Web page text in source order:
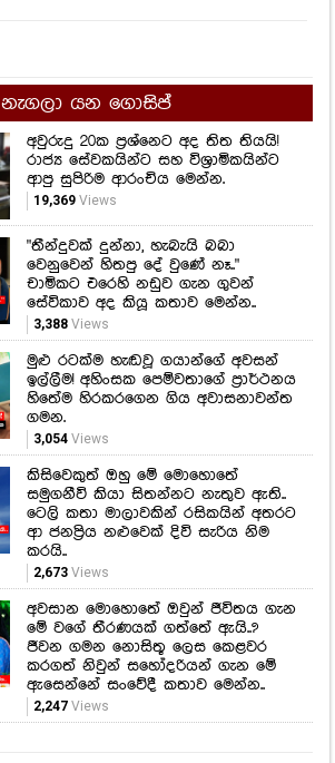
නැගලා යන ගොසිප්
අවුරුදු 20ක ප්‍රශ්නෙට අද තිත තියයි!
රාජ්‍ය සේවකයින්ට සහ විශ්‍රාමිකයින්ට
ආපු සුපිරිම ආරංචිය මෙන්න.
19,369Views
"තීන්දුවක් දුන්නා, හැබැයි බබා
වෙනුවෙන් හිතපු දේ වුණේ නෑ.."
චාමිකට එරෙහි නඩුව ගැන ගුවන්
සේවිකාව අද කියූ කතාව මෙන්න..
3,388Views
මුළු රටක්ම හැඬවූ ගයාන්ගේ අවසන්
ඉල්ලීම! අහිංසක පෙම්වතාගේ ප්‍රාර්ථනය
හිතේම හිරකරගෙන ගිය අවාසනාවන්ත
ගමන.
3,054Views
කිසිවෙකුත් ඔහු මේ මොහොතේ
සමුගනීවි කියා සිතන්නට නැතුව ඇති..
ටෙලි කතා මාලාවකින් රසිකයින් අතරට
ආ ජනප්‍රිය නළුවෙක් දිවි සැරිය නිම
කරයි..
2,673Views
අවසාන මොහොතේ ඔවුන් ජීවිතය ගැන
මේ වගේ තීරණයක් ගත්තේ ඇයි..?
ජීවන ගමන නොසිතූ ලෙස කෙළවර
කරගත් නිවුන් සහෝදරියන් ගැන මේ
ඇසෙන්නේ සංවේදී කතාව මෙන්න..
2,247Views